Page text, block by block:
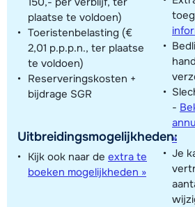
plaatse te voldoen)
Toeristenbelasting (€
2,01 p.p.p.n., ter plaatse
te voldoen)
Reserveringskosten +
bijdrage SGR
Uitbreidingsmogelijkheden:
Kijk ook naar de extra te
boeken mogelijkheden »
-
»
Je